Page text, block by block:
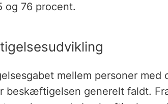
og 76 procent.
mellem personer med
beskæftigelsen generelt faldt.